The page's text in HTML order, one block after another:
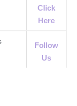
Click
Here
Follow
Us